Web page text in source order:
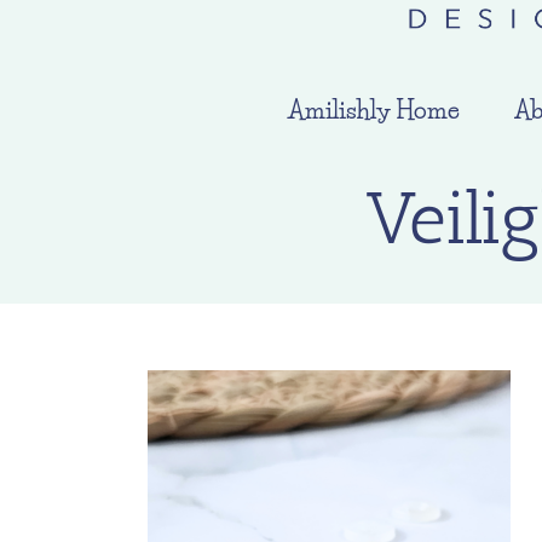
Amilishly Home